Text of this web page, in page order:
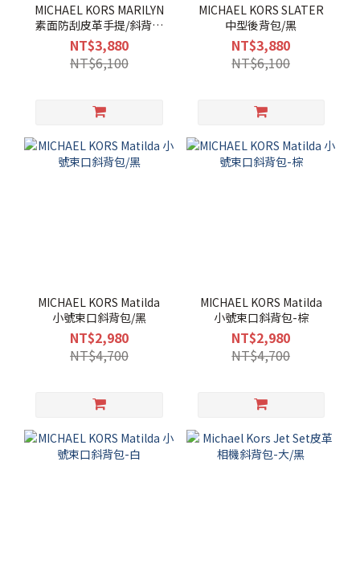
MICHAEL KORS MARILYN
素面防刮皮革手提/斜背兩
用包-中/黑
NT$3,880
NT$6,100
MICHAEL KORS SLATER
中型後背包/黑
NT$3,880
NT$6,100
MICHAEL KORS Matilda
小號束口斜背包/黑
NT$2,980
NT$4,700
MICHAEL KORS Matilda
小號束口斜背包-棕
NT$2,980
NT$4,700